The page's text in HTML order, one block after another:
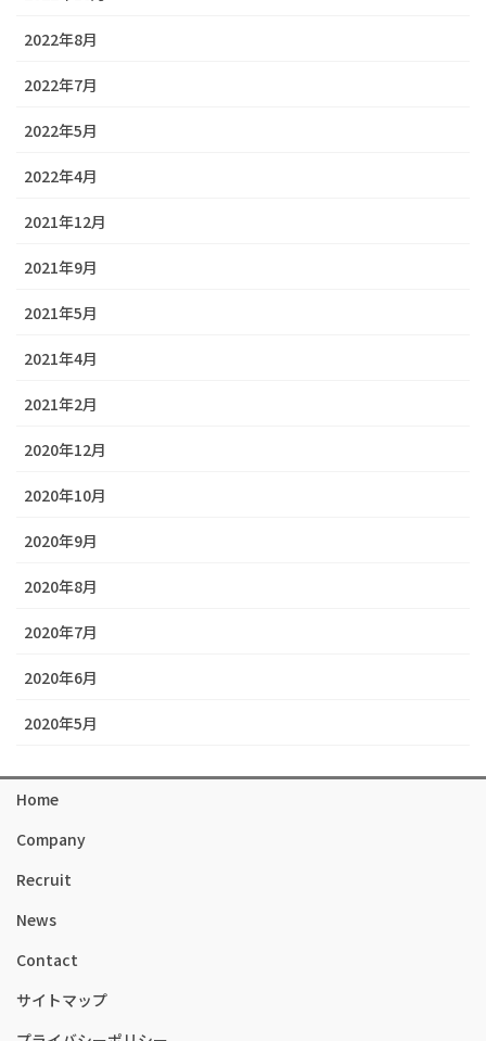
2022年8月
2022年7月
2022年5月
2022年4月
2021年12月
2021年9月
2021年5月
2021年4月
2021年2月
2020年12月
2020年10月
2020年9月
2020年8月
2020年7月
2020年6月
2020年5月
Home
Company
Recruit
News
Contact
サイトマップ